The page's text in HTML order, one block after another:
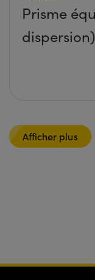
Prisme
dispersion)
Afficher plus